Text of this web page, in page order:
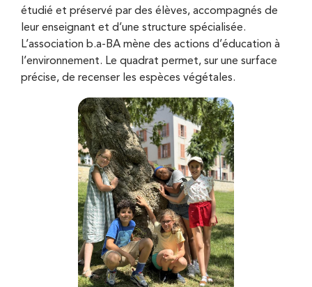
étudié et préservé par des élèves, accompagnés de
leur enseignant et d’une structure spécialisée.
L’association b.a-BA mène des actions d’éducation à
l’environnement. Le quadrat permet, sur une surface
précise, de recenser les espèces végétales.